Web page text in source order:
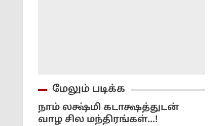
மேலும் படிக்க
நாம் லக்ஷ்மி கடாக்ஷத்துடன்
வாழ சில மந்திரங்கள்...!